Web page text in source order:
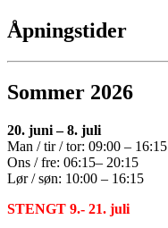
Åpningstider
Sommer 2026
20. juni – 8. juli
Man / tir / tor: 09:00 – 16:15
Ons / fre: 06:15– 20:15
Lør / søn: 10:00 – 16:15
STENGT 9.- 21. juli